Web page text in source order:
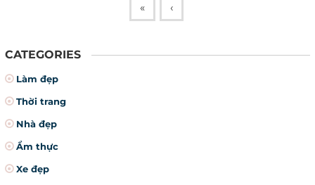
« ‹
CATEGORIES
Làm đẹp
Thời trang
Nhà đẹp
Ẩm thực
Xe đẹp